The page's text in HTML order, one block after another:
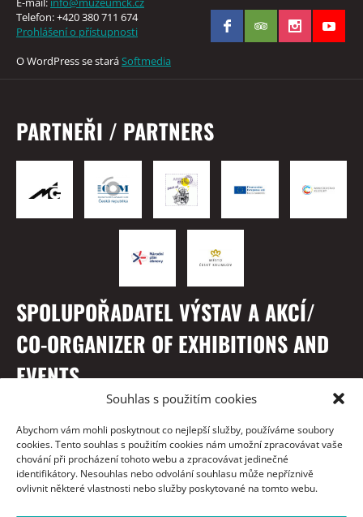
Souhlas s použitím cookies
Abychom vám mohli poskytnout co nejlepší služby, používáme soubory
cookies. Tento souhlas s použitím cookies nám umožní zpracovávat vaše
chování při procházení tohoto webu a zpracovávat jedinečné
identifikátory. Nesouhlas nebo odvolání souhlasu může nepříznivě
ovlivnit některé vlastnosti nebo služby poskytované na tomto webu.
Telefon: +420 380 711 674
Prohlášení o přístupnosti
O WordPress se stará Softmedia
PARTNEŘI / PARTNERS
SPOLUPOŘADATEL VÝSTAV A AKCÍ/
CO-ORGANIZER OF EXHIBITIONS AND
EVENTS